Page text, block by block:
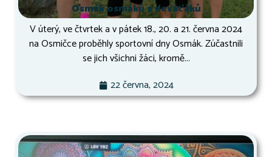
Osmák osmáků a deváťáků
V úterý, ve čtvrtek a v pátek 18., 20. a 21. června 2024
na Osmičce proběhly sportovní dny Osmák. Zúčastnili
se jich všichni žáci, kromě...
22 června, 2024